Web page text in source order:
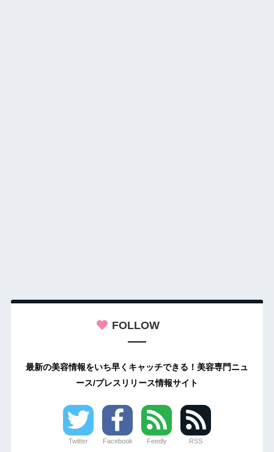
FOLLOW
最新の美容情報をいち早くキャッチできる！美容専門ニュ
ース/プレスリリース情報サイト
Twitter Facebook Feedly RSS